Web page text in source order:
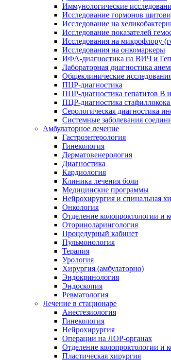
Иммунологические
Исследование гормонов
Исследование на
Исследование показателей
Исследования на микрофлору
Исследования на онкомаркеры
ИФА-диагностика на ВИЧ и
Лабораторная диагностика
Общеклинические
ПЦР-диагностика
ПЦР-диагностика гепатитов B
ПЦР-диагностика
Серологическая диагностика
Системные заболевания
Амбулаторное лечение
Гастроэнтерология
Гинекология
Дерматовенерология
Диагностика
Кардиология
Клиника лечения боли
Медицинские программы
Нейрохирургия и спинальная
Онкология
Отделение колопроктологии и
Оториноларингология
Процедурный кабинет
Пульмонология
Терапия
Урология
Хирургия (амбулаторно)
Эндокринология
Эндоскопия
Ревматология
Лечение в стационаре
Анестезиология
Гинекология
Нейрохирургия
Операции на ЛОР-органах
Отделение колопроктологии и
Пластическая хирургия